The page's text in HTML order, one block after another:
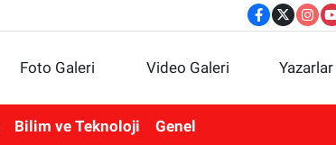
Foto Galeri Video Galeri Yazarlar
Bilim ve Teknoloji Genel